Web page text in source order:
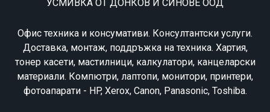
УСМИВКА ОТ ДОНКОВ И СИНОВЕ ООД
Офис техника и консумативи. Консултантски услуги.
Доставка, монтаж, поддръжка на техника. Хартия,
тонер касети, мастилници, калкулатори, канцеларски
материали. Компютри, лаптопи, монитори, принтери,
фотоапарати - HP, Xerox, Canon, Panasonic, Toshiba.